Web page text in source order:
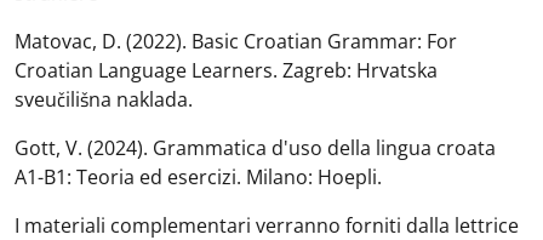
Matovac, D. (2022). Basic Croatian Grammar: For
Croatian Language Learners. Zagreb: Hrvatska
sveučilišna naklada.
Gott, V. (2024). Grammatica d'uso della lingua croata
A1-B1: Teoria ed esercizi. Milano: Hoepli.
I materiali complementari verranno forniti dalla lettrice